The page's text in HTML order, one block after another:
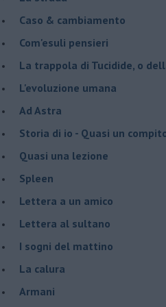
Caso & cambiamento
Com'esuli pensieri
La trappola di Tucidide, o
L'evoluzione umana
Ad Astra
Storia di io - Quasi un
Quasi una lezione
Spleen
Lettera a un amico
Lettera al sultano
I sogni del mattino
La calura
Armani